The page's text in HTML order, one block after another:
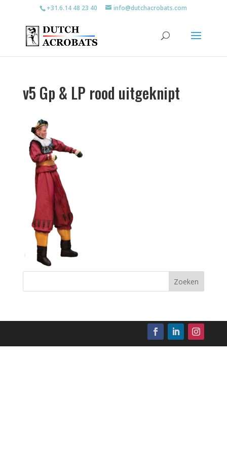
+31.6.14 48 23 40 info@dutchacrobats.com
v5 Gp & LP rood uitgeknipt